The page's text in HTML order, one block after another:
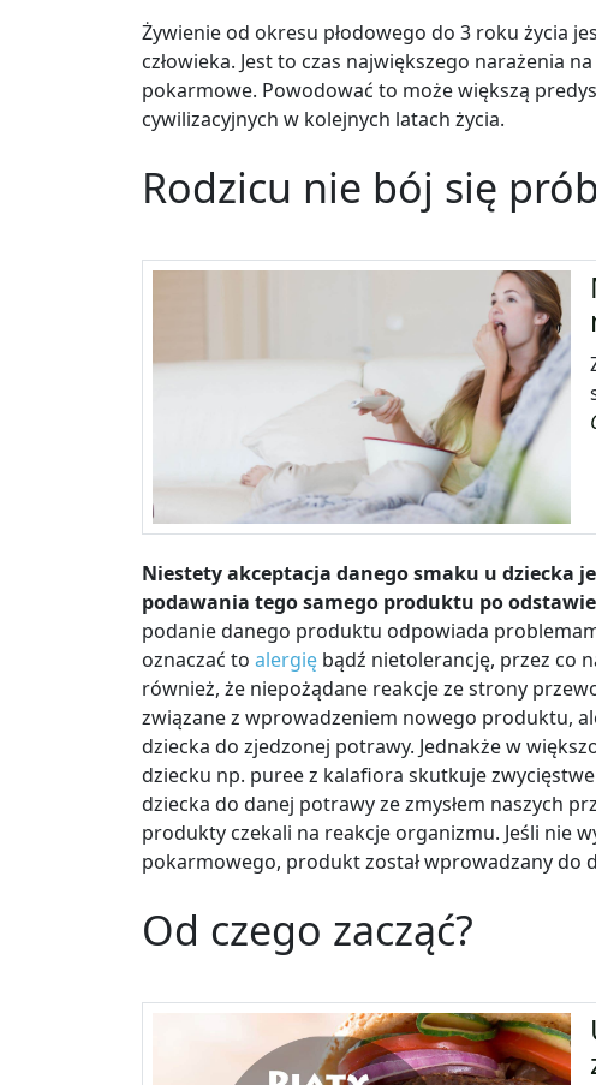
Żywienie od okresu płodowego do 3 roku życia
człowieka. Jest to czas największego narażenia
pokarmowe. Powodować to może większą
cywilizacyjnych w kolejnych latach życia.
Rodzicu nie bój się
Niestety akceptacja danego smaku u dziecka
podawania tego samego produktu po
podanie danego produktu odpowiada
oznaczać to alergię bądź nietolerancję, przez co
również, że niepożądane reakcje ze strony
związane z wprowadzeniem nowego produktu,
dziecka do zjedzonej potrawy. Jednakże w
dziecku np. puree z kalafiora skutkuje
dziecka do danej potrawy ze zmysłem naszych
produkty czekali na reakcje organizmu. Jeśli nie
pokarmowego, produkt został wprowadzany do
Od czego zacząć?